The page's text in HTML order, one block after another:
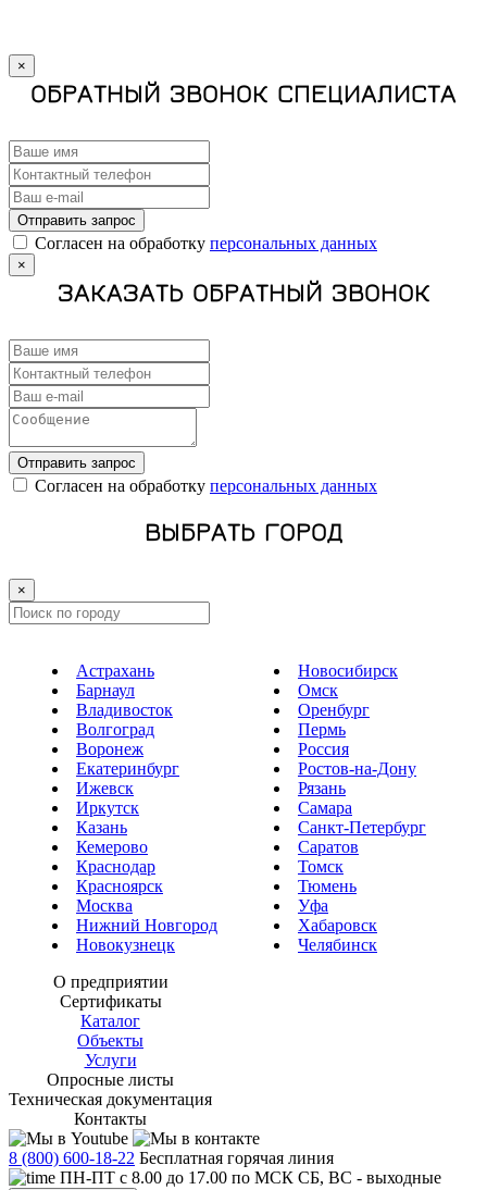
×
ОБРАТНЫЙ ЗВОНОК СПЕЦИАЛИСТА
Отправить запрос
Cогласен на обработку персональных данных
×
ЗАКАЗАТЬ ОБРАТНЫЙ ЗВОНОК
Отправить запрос
Cогласен на обработку персональных данных
ВЫБРАТЬ ГОРОД
×
Астрахань
Барнаул
Владивосток
Волгоград
Воронеж
Екатеринбург
Ижевск
Иркутск
Казань
Кемерово
Краснодар
Красноярск
Москва
Нижний Новгород
Новокузнецк
Новосибирск
Омск
Оренбург
Пермь
Россия
Ростов-на-Дону
Рязань
Самара
Санкт-Петербург
Саратов
Томск
Тюмень
Уфа
Хабаровск
Челябинск
О предприятии
Сертификаты
Каталог
Объекты
Услуги
Опросные листы
Техническая документация
Контакты
8 (800) 600-18-22 Бесплатная горячая линия
ПН-ПТ с 8.00 до 17.00 по МСК СБ, ВС - выходные